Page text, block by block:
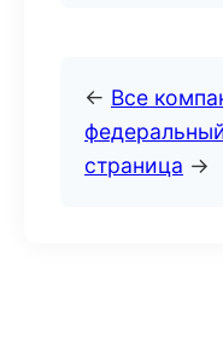
← Все
страница →